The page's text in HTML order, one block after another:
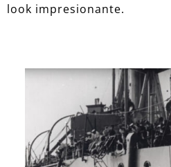
look impresionante.